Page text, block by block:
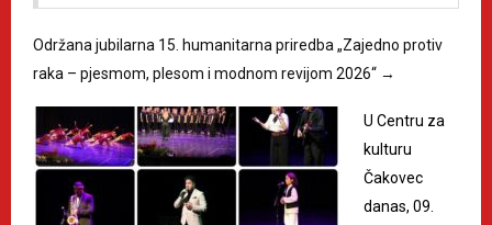
Održana jubilarna 15. humanitarna priredba „Zajedno protiv
raka – pjesmom, plesom i modnom revijom 2026“ →
U Centru za
kulturu
Čakovec
danas, 09.